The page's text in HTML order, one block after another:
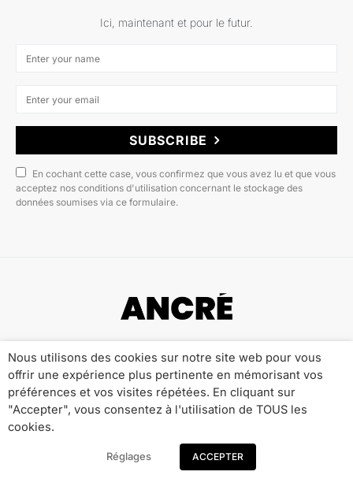
Ici, maintenant et pour le futur.
SUBSCRIBE
En cochant cette case, vous confirmez que vous avez lu et que vous
acceptez nos conditions d'utilisation concernant le stockage des
données soumises via ce formulaire.
Qui sommes-nous ? Publicité
Contact
Mentions Légales
Politique de Confidentialité
Nous utilisons des cookies sur notre site web pour vous
offrir une expérience plus pertinente en mémorisant vos
préférences et vos visites répétées. En cliquant sur
"Accepter", vous consentez à l'utilisation de TOUS les
cookies.
Réglages ACCEPTER